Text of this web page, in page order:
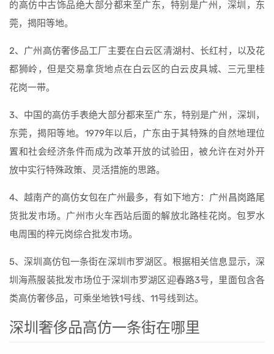
的高仿中古饰品绝大部分都来至广东，特别是广州，深圳，东
莞，揭阳等地。
2、广州高仿奢侈品工厂主要在白云区清湖村、长红村，以及花
都狮岭，但是交易拿货地点在白云区的白云皮具城、三元里桂
花岗一带。
3、中国的高仿手表绝大部分都来至广东，特别是广州，深圳，
东莞，揭阳等地。1979年以后，广东由于其特殊的自然地理位
置和社会经济条件而成为改革开放的试验田，被允许在对外开
放中实行特殊政策、灵活措施的思路。
4、越南产的高仿女包在广州最多，有如下地方：广州昌岗路尾
货批发市场。广州市火车西站后面的解放北路桂花岗。包罗水
电周围的梓元岗综合批发市场。
5、深圳高仿包一条街在深圳市罗湖区。根据相关信息显示，深
圳海燕服装批发市场位于深圳市罗湖区迎春路3号，里面包含各
类高仿奢侈品，可乘坐地铁1号线、11号线到达。
深圳奢侈品高仿一条街在哪里